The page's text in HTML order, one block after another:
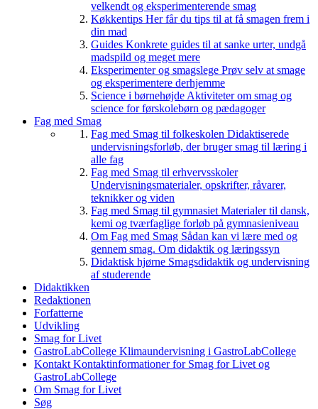
velkendt og eksperimenterende smag
Køkkentips Her får du tips til at få smagen frem i
din mad
Guides Konkrete guides til at sanke urter, undgå
madspild og meget mere
Eksperimenter og smagslege Prøv selv at smage
og eksperimentere derhjemme
Science i børnehøjde Aktiviteter om smag og
science for førskolebørn og pædagoger
Fag med Smag
Fag med Smag til folkeskolen Didaktiserede
undervisningsforløb, der bruger smag til læring i
alle fag
Fag med Smag til erhvervsskoler
Undervisningsmaterialer, opskrifter, råvarer,
teknikker og viden
Fag med Smag til gymnasiet Materialer til dansk,
kemi og tværfaglige forløb på gymnasieniveau
Om Fag med Smag Sådan kan vi lære med og
gennem smag. Om didaktik og læringssyn
Didaktisk hjørne Smagsdidaktik og undervisning
af studerende
Didaktikken
Redaktionen
Forfatterne
Udvikling
Smag for Livet
GastroLabCollege Klimaundervisning i GastroLabCollege
Kontakt Kontaktinformationer for Smag for Livet og
GastroLabCollege
Om Smag for Livet
Søg